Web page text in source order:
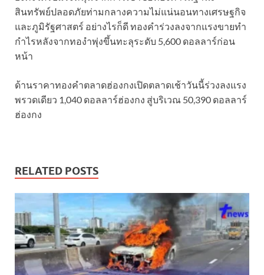
สินทรัพย์ปลอดภัยท่ามกลางความไม่แน่นอนทางเศรษฐกิจ
และภูมิรัฐศาสตร์ อย่างไรก็ดี ทองคำร่วงลงจากแรงขายทำ
กำไรหลังจากทองำพุ่งขึ้นทะลุระดับ 5,600 ดอลลาร์ก่อน
หน้า
ด้านราคาทองคําตลาดฮ่องกงเปิดตลาดเช้าวันนี้ร่วงลงแรง
พรวดเดียว 1,040 ดอลลาร์ฮ่องกง สู่บริเวณ 50,390 ดอลลาร์
ฮ่องกง
RELATED POSTS